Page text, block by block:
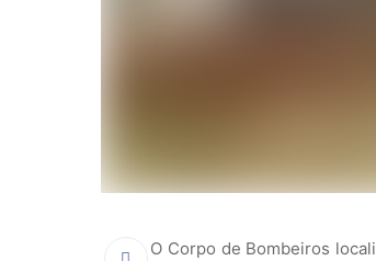
O Corpo de Bombeiros